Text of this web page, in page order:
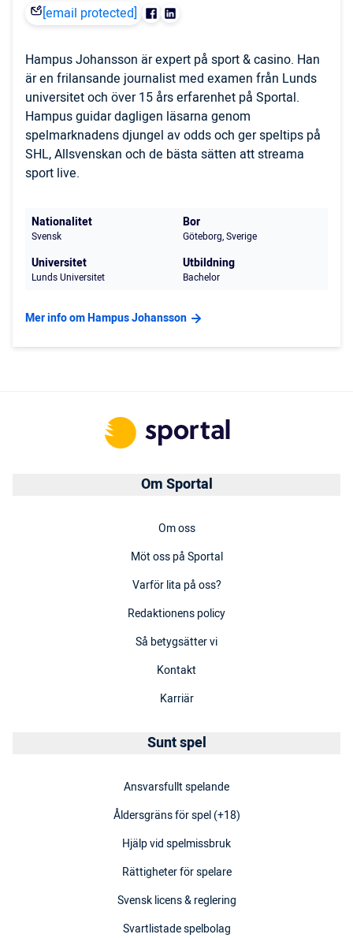
[email protected]
Hampus Johansson är expert på sport & casino. Han
är en frilansande journalist med examen från Lunds
universitet och över 15 års erfarenhet på Sportal.
Hampus guidar dagligen läsarna genom
spelmarknadens djungel av odds och ger speltips på
SHL, Allsvenskan och de bästa sätten att streama
sport live.
Nationalitet
Svensk
Bor
Göteborg, Sverige
Universitet
Lunds Universitet
Utbildning
Bachelor
Mer info om Hampus Johansson
Om Sportal
Om oss
Möt oss på Sportal
Varför lita på oss?
Redaktionens policy
Så betygsätter vi
Kontakt
Karriär
Sunt spel
Ansvarsfullt spelande
Åldersgräns för spel (+18)
Hjälp vid spelmissbruk
Rättigheter för spelare
Svensk licens & reglering
Svartlistade spelbolag